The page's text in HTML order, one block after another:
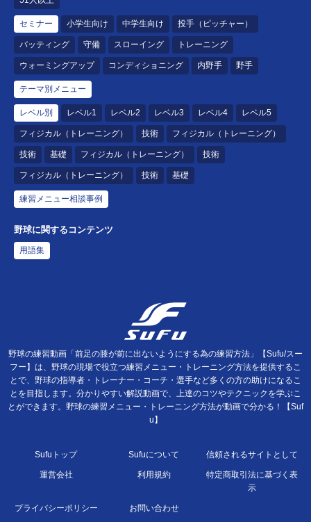
セミナー 小学生向け 中学生向け 投手（ピッチャー）
バッティング 守備 スローイング トレーニング
ウォーミングアップ コンディショニング 内野手 野手
テーマ別メニュー
レベル別 レベル1 レベル2 レベル3 レベル4 レベル5
フィジカル（トレーニング） 技術 フィジカル（トレーニング）
技術 基礎 フィジカル（トレーニング） 技術
フィジカル（トレーニング） 技術 基礎
練習メニュー相談事例
野球に関するコンテンツ
用語集
野球の練習動画「前足の膝が前に出ないようにする為の練習方法」【Sufu/スー
フー】は、野球の現場で役立つ練習メニュー・トレーニング方法を提供するこ
とで、野球の指導者・トレーナー・コーチ・選手など多くの方の助けになるこ
とを目指します。分かりやすい解説動画で、上達のコツやテクニックを学ぶこ
とができます。野球の練習メニュー・トレーニング方法が動画で分かる！【Suf
u】
Sufuトップ Sufuについて 信頼されるサイトとして
運営会社 利用規約
特定商取引法に基づく表
示
プライバシーポリシー お問い合わせ